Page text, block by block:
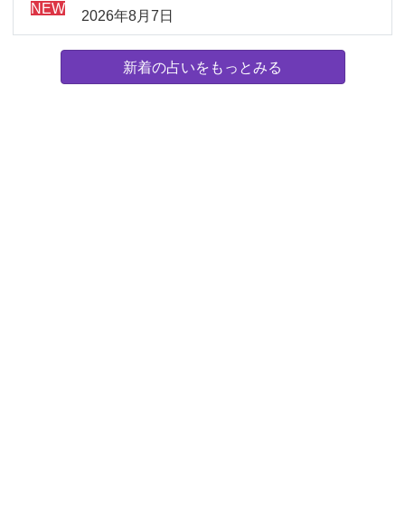
NEW
2026年8月7日
新着の占いをもっとみる